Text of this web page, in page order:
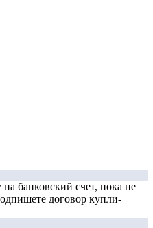
банковский счет, пока не
договор купли-